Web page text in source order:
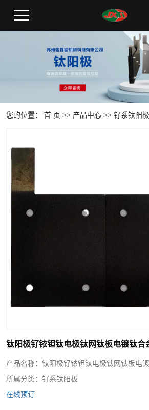
您的位置： 首 页 >> 产品中心 >> 钌系钛阳极
钛阳极钌铱钽钛电极钛网钛板电镀钛合
产品名称： 钛阳极钌铱钽钛电极钛网钛板电
所属分类： 钌系钛阳极
在线预订